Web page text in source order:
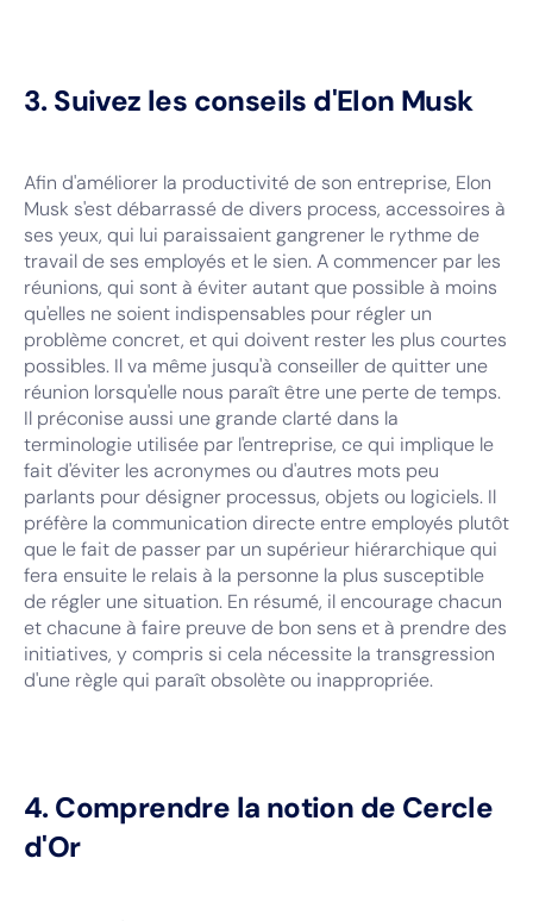
3. Suivez les conseils d'Elon Musk
Afin d'améliorer la productivité de son entreprise, Elon
Musk s'est débarrassé de divers process, accessoires à
ses yeux, qui lui paraissaient gangrener le rythme de
travail de ses employés et le sien. A commencer par les
réunions, qui sont à éviter autant que possible à moins
qu'elles ne soient indispensables pour régler un
problème concret, et qui doivent rester les plus courtes
possibles. Il va même jusqu'à conseiller de quitter une
réunion lorsqu'elle nous paraît être une perte de temps.
Il préconise aussi une grande clarté dans la
terminologie utilisée par l'entreprise, ce qui implique le
fait d'éviter les acronymes ou d'autres mots peu
parlants pour désigner processus, objets ou logiciels. Il
préfère la communication directe entre employés plutôt
que le fait de passer par un supérieur hiérarchique qui
fera ensuite le relais à la personne la plus susceptible
de régler une situation. En résumé, il encourage chacun
et chacune à faire preuve de bon sens et à prendre des
initiatives, y compris si cela nécessite la transgression
d'une règle qui paraît obsolète ou inappropriée.
4. Comprendre la notion de Cercle
d'Or